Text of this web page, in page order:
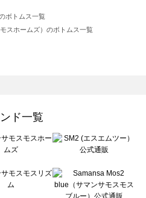
ボトムス一覧
スホームズ）のボトムス一覧
イサマンサモスモス）のボトムス一覧
ブルー）のボトムス一覧
のボトムス一覧
ス一覧
トムス一覧
ド一覧